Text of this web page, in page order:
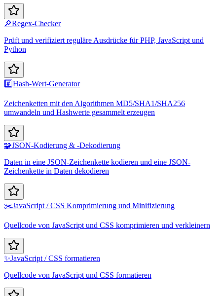
🔎Regex-Checker
Prüft und verifiziert reguläre Ausdrücke für PHP, JavaScript und
Python
#️⃣Hash-Wert-Generator
Zeichenketten mit den Algorithmen MD5/SHA1/SHA256
umwandeln und Hashwerte gesammelt erzeugen
🧩JSON-Kodierung & -Dekodierung
Daten in eine JSON-Zeichenkette kodieren und eine JSON-
Zeichenkette in Daten dekodieren
✂️JavaScript / CSS Komprimierung und Minifizierung
Quellcode von JavaScript und CSS komprimieren und verkleinern
✨JavaScript / CSS formatieren
Quellcode von JavaScript und CSS formatieren